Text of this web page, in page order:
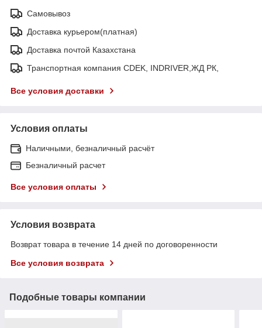
Самовывоз
Доставка курьером(платная)
Доставка почтой Казахстана
Транспортная компания CDEK, INDRIVER,ЖД РК,
Все условия доставки
Условия оплаты
Наличными, безналичный расчёт
Безналичный расчет
Все условия оплаты
Условия возврата
Возврат товара в течение 14 дней по договоренности
Все условия возврата
Подобные товары компании